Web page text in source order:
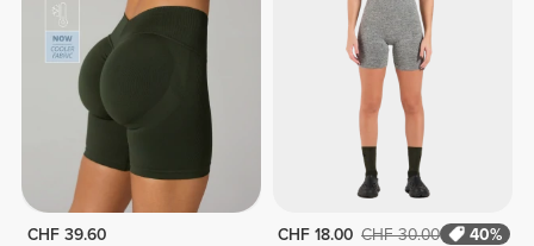
CHF 39.60
CHF 18.00 CHF 30.00
40%